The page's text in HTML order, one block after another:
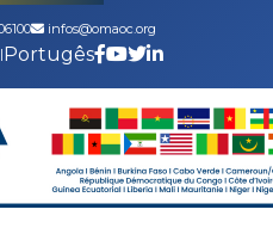
infos@omaoc.org
|Portugês